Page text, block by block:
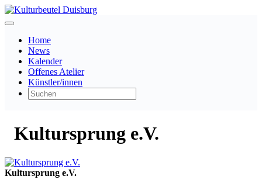
Home
News
Kalender
Offenes Atelier
Künstler/innen
Kultursprung e.V.
Kultursprung e.V.